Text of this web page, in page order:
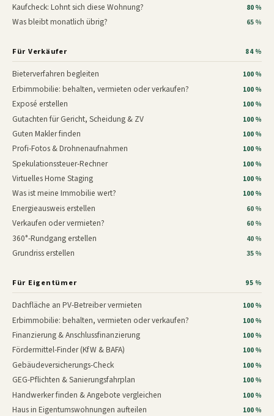
Kaufcheck: Lohnt sich diese Wohnung? 80 %
Was bleibt monatlich übrig? 65 %
Für Verkäufer 84 %
Bieterverfahren begleiten 100 %
Erbimmobilie: behalten, vermieten oder verkaufen? 100 %
Exposé erstellen 100 %
Gutachten für Gericht, Scheidung & ZV 100 %
Guten Makler finden 100 %
Profi-Fotos & Drohnenaufnahmen 100 %
Spekulationssteuer-Rechner 100 %
Virtuelles Home Staging 100 %
Was ist meine Immobilie wert? 100 %
Energieausweis erstellen 60 %
Verkaufen oder vermieten? 60 %
360°-Rundgang erstellen 40 %
Grundriss erstellen 35 %
Für Eigentümer 95 %
Dachfläche an PV-Betreiber vermieten 100 %
Erbimmobilie: behalten, vermieten oder verkaufen? 100 %
Finanzierung & Anschlussfinanzierung 100 %
Fördermittel-Finder (KfW & BAFA) 100 %
Gebäudeversicherungs-Check 100 %
GEG-Pflichten & Sanierungsfahrplan 100 %
Handwerker finden & Angebote vergleichen 100 %
Haus in Eigentumswohnungen aufteilen 100 %